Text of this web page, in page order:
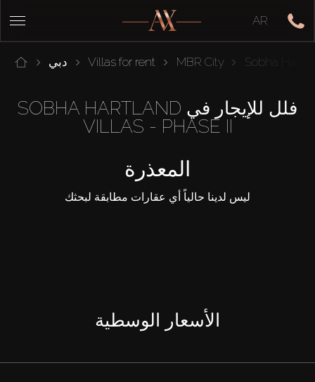
AR
دبي Villas for rent MBR City Sobha
فلل للإيجار في SOBHA HARTLAND
VILLAS - PHASE II
المعذرة
ليس لدينا حالياً أي عقارات مطابقة لبحثك
الأسعار الوسطية